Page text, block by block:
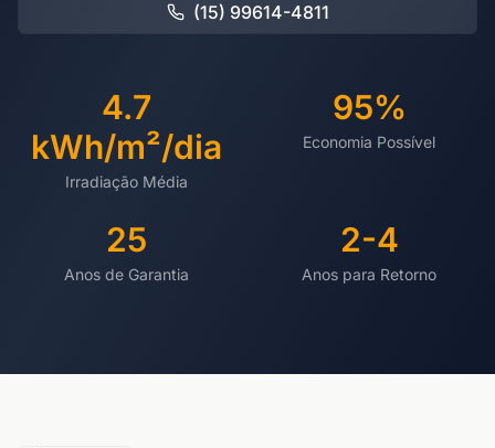
(15) 99614-4811
4.7
kWh/m²/dia
Irradiação Média
95%
Economia Possível
25
Anos de Garantia
2-4
Anos para Retorno